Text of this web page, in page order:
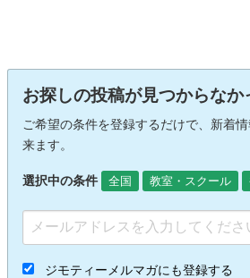
お探しの投稿が見つからなか
ご希望の条件を登録するだけで、新着
来ます。
選択中の条件 全国 教室・スクール
ジモティーメルマガにも登録する